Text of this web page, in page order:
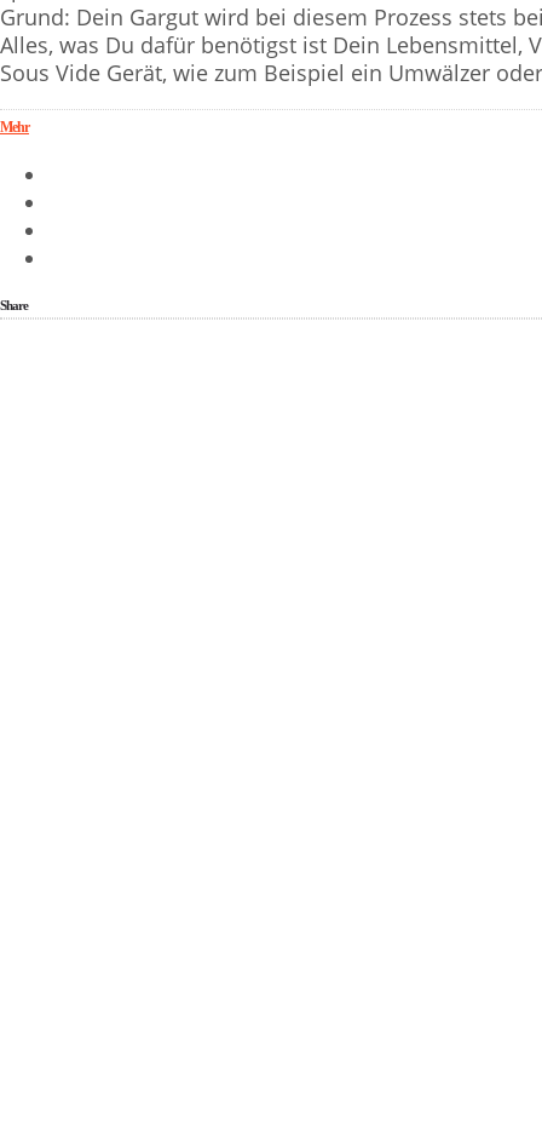
Grund: Dein Gargut wird bei diesem Prozess stets
Alles, was Du dafür benötigst ist Dein Lebensmittel,
Sous Vide Gerät, wie zum Beispiel ein Umwälzer
Mehr
Share